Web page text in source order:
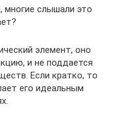
многие слышали это
элемент, оно
и не поддается
Если кратко, то
его идеальным